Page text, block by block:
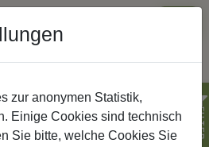
Lieferung innerhalb Deutschlands
Sichere Zahlung
FILTER
zur anonymen Statistik,
Einige Cookies sind technisch
Sie bitte, welche Cookies Sie